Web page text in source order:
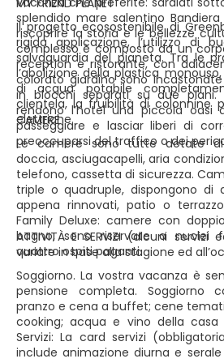
splendido mare salentino
riscoprire la storia e le bellezze
complesso è composto da un
reception e ristorante, con
colorato giardino sono
in blocchi separati su due piani.
rendono l’hotel una piccola oasi
passeggiare e lasciar liberi di
preoccuparsi del traffico o dei
MY FRIEND PLANET
Il progetto ecosostenibile di
rigida applicazione, l’utilizzo di
salvaguardia del pianeta. Tra le
l’abolizione della plastica
di acqua potabile
clientela, la fruibilità di colonnine
elettriche.
CAMERE
Le camere sono tutte dotate
doccia, asciugacapelli, aria
telefono, cassetta di sicurezza.
triple o quadruple, dispongono di
appena rinnovati, patio o
Family Deluxe: camere con
bagno, sono riservate a nuclei
quattro ospiti paganti.
ATTIVITÀ E SERVIZI (alcuni
variare in base alla stagione ed
Soggiorno. La vostra vacanza è
pensione completa. Soggiorno
pranzo e cena a buffet; cene
cooking; acqua e vino della casa
Servizi: La card servizi
include animazione diurna e